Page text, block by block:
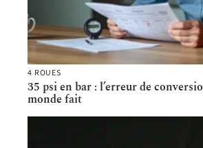
4 ROUES
35 psi en bar : l’erreur de
monde fait